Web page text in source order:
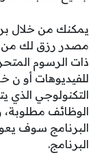
يمكنك من خلال
مصدر رزق لك من
ذات الرسوم
للفيديوهات أو ن
التكنولوجي الذي
الوظائف
البرنامج سوف
البرنامج.